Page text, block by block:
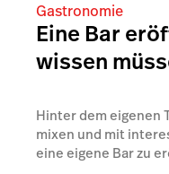
Gastronomie
Eine Bar
wissen
Hinter dem eigenen
mixen und mit
eine eigene Bar zu